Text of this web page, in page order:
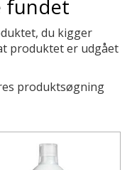
fundet
du kigger
produktet er udgået
produktsøgning